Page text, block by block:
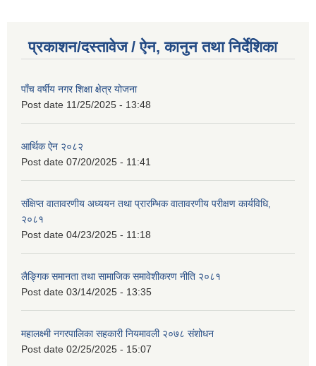
प्रकाशन/दस्तावेज / ऐन, कानुन तथा निर्देशिका
पाँच वर्षीय नगर शिक्षा क्षेत्र योजना
Post date 11/25/2025 - 13:48
आर्थिक ऐन २०८२
Post date 07/20/2025 - 11:41
संक्षिप्त वातावरणीय अध्ययन तथा प्रारम्भिक वातावरणीय परीक्षण कार्यविधि,
२०८१
Post date 04/23/2025 - 11:18
लैङ्गिक समानता तथा सामाजिक समावेशीकरण नीति २०८१
Post date 03/14/2025 - 13:35
महालक्ष्मी नगरपालिका सहकारी नियमावली २०७८ संशोधन
Post date 02/25/2025 - 15:07